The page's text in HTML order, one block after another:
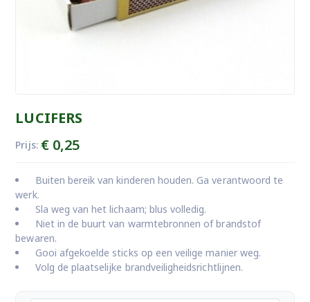
LUCIFERS
Prijs: €0,25
Buiten bereik van kinderen houden. Ga verantwoord te
werk.
Sla weg van het lichaam; blus volledig.
Niet in de buurt van warmtebronnen of brandstof
bewaren.
Gooi afgekoelde sticks op een veilige manier weg.
Volg de plaatselijke brandveiligheidsrichtlijnen.